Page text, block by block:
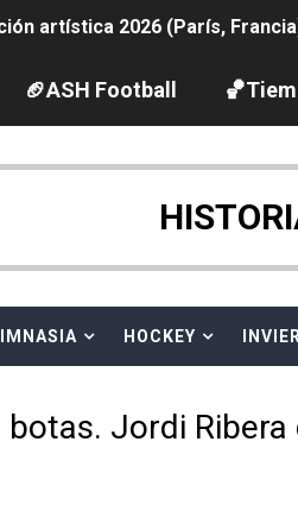
artística 2026 (París,
una semana
Etapa 5
abiertas 2026 (París, Francia)
Heights ponen fin al reinado
🏈ASH Football
HOCKEY
Jordi Ribera